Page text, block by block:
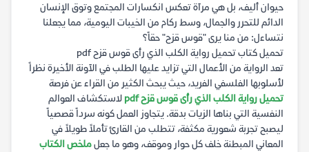
حيوان أليف، بل هي مرآة تعكس انكسارات المجتمع وتوق الإنسان
الدائم للتحرر والجمال، وسط ركام من الخيبات اليومية، مما يجعلنا
نتساءل: من منا يرى "قوس قزح" حقاً؟
تحميل كتاب تحميل رواية الكلب الذي رأى قوس قزح pdf
تعد الرواية من الأعمال التي تزايد عليها الطلب في الآونة الأخيرة نظراً
لأسلوبها الفلسفي الفريد، حيث يبحث الكثير من القراء عن فرصة
تحميل رواية الكلب الذي رأى قوس قزح pdf
لاستكشاف العوالم
النفسية التي بناها الزيات بدقة. يتجاوز العمل كونه سرداً قصصياً
ليصبح تجربة شعورية مكثفة، تتطلب من القارئ تأملاً طويلاً في
المعاني المبطنة خلف كل حوار وموقف، وهو ما جعلملخص الكتاب